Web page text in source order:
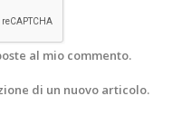
al mio commento.
di un nuovo articolo.